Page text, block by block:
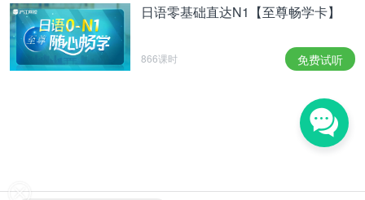
日语零基础直达N1【至尊畅学卡】
866课时 免费试听